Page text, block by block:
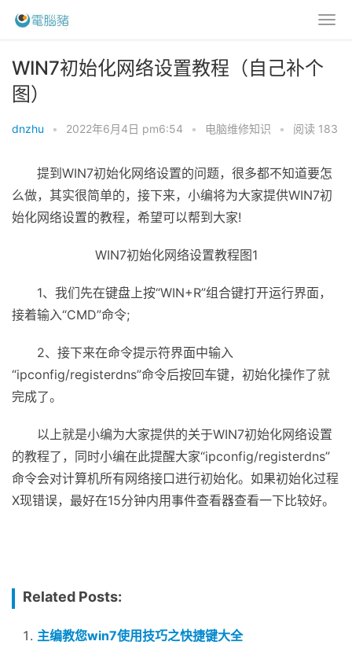
WIN7初始化网络设置教程（自己补个
图）
dnzhu • 2022年6月4日 pm6:54 • 电脑维修知识 • 阅读 183
提到WIN7初始化网络设置的问题，很多都不知道要怎
么做，其实很简单的，接下来，小编将为大家提供WIN7初
始化网络设置的教程，希望可以帮到大家!
WIN7初始化网络设置教程图1
1、我们先在键盘上按“WIN+R”组合键打开运行界面，
接着输入“CMD”命令;
2、接下来在命令提示符界面中输入
“ipconfig/registerdns”命令后按回车键，初始化操作了就
完成了。
以上就是小编为大家提供的关于WIN7初始化网络设置
的教程了，同时小编在此提醒大家“ipconfig/registerdns”
命令会对计算机所有网络接口进行初始化。如果初始化过程
X现错误，最好在15分钟内用事件查看器查看一下比较好。
Related Posts:
主编教您win7使用技巧之快捷键大全